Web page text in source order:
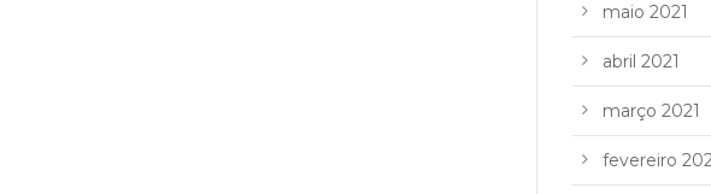
maio 2021
abril 2021
março 2021
fevereiro